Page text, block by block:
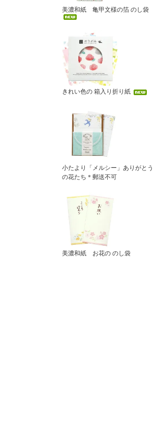
美濃和紙 亀甲文様の箔 のし袋
きれい色の 箱入り折り紙
小たより「メルシー」ありがとう
の花たち＊郵送不可
美濃和紙 お花の のし袋